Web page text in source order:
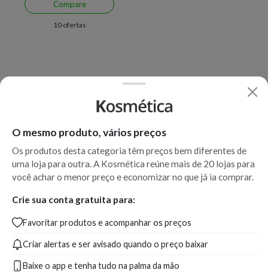
Compare
10 ofertas
O mesmo produto, vários preços
Os produtos desta categoria têm preços bem diferentes de
uma loja para outra. A Kosmética reúne mais de 20 lojas para
você achar o menor preço e economizar no que já ia comprar.
Crie sua conta gratuita para:
Favoritar produtos e acompanhar os preços
Criar alertas e ser avisado quando o preço baixar
Baixe o app e tenha tudo na palma da mão